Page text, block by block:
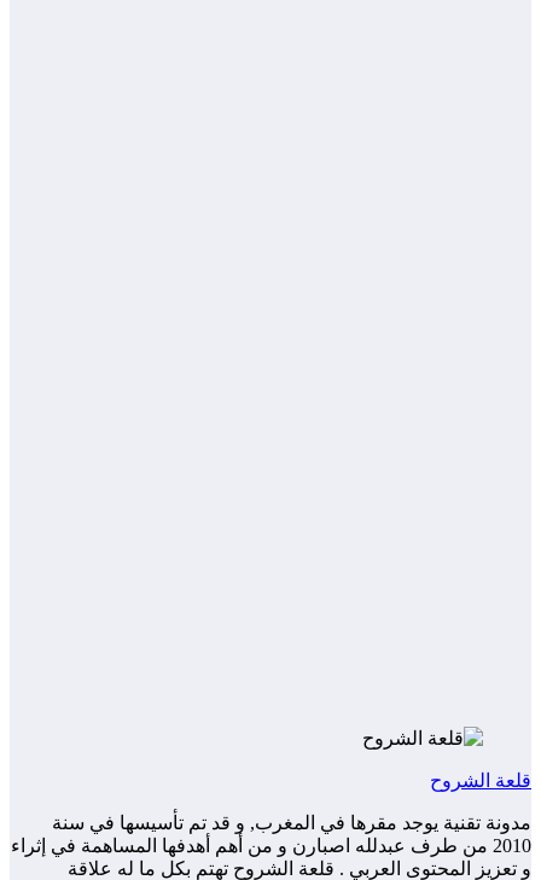
قلعة الشروح
مدونة تقنية يوجد مقرها في المغرب, و قد تم تأسيسها في سنة
2010 من طرف عبدلله اصبارن و من أهم أهدفها المساهمة في إثراء
و تعزيز المحتوى العربي . قلعة الشروح تهتم بكل ما له علاقة